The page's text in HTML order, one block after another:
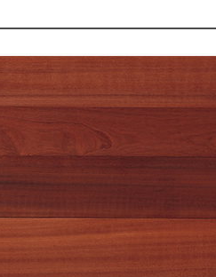
塗料・メンテナンス用品
樹種